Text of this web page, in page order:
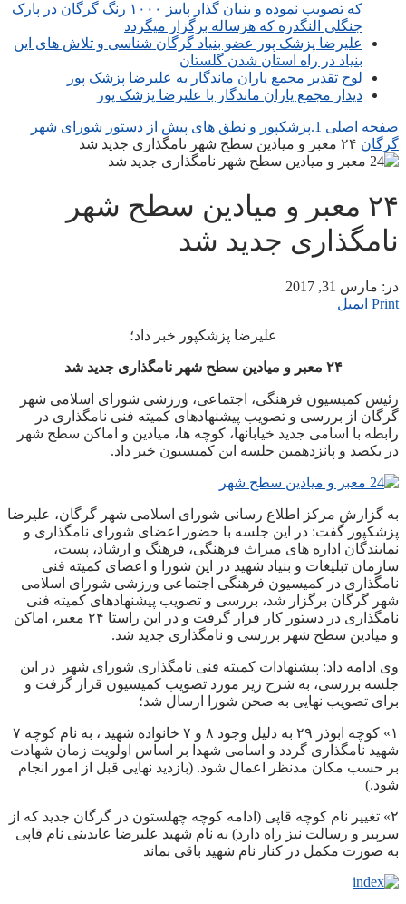
که تصویب نموده و بنیان گذار پاییز ۱۰۰۰ رنگ گرگان در پارک
جنگلی النگدره که هرساله برگزار میگردد
علیرضا پزشک پور عضو بنیاد گرگان شناسی و تلاش های این
بنیاد در راه استان شدن گلستان
لوح تقدیر مجمع یاران ماندگار به علیرضا پزشک پور
دیدار مجمع یاران ماندگار با علیرضا پزشک پور
صفحه اصلی
1.پزشکپور و نطق های پیش از دستور شورای شهر
گرگان ۲۴ معبر و میادین سطح شهر نامگذاری جدید شد
۲۴ معبر و میادین سطح شهر
نامگذاری جدید شد
در: مارس 31, 2017
Print ایمیل
علیرضا پزشکپور خبر داد؛
۲۴ معبر و میادین سطح شهر نامگذاری جدید شد
رئیس کمیسیون فرهنگی، اجتماعی، ورزشی شورای اسلامی شهر
گرگان از بررسی و تصویب پیشنهادهای کمیته فنی نامگذاری در
رابطه با اسامی جدید خیابانها، کوچه ها، میادین و اماکن سطح شهر
در یکصد و پانزدهمین جلسه این کمیسیون خبر داد.
به گزارش مرکز اطلاع رسانی شورای اسلامی شهر گرگان، علیرضا
پزشکپور گفت: در این جلسه با حضور اعضای شورای نامگذاری و
نمایندگان اداره های میراث فرهنگی، فرهنگ و ارشاد، پست،
سازمان تبلیغات و بنیاد شهید در این شورا و اعضای کمیته فنی
نامگذاری در کمیسیون فرهنگی اجتماعی ورزشی شورای اسلامی
شهر گرگان برگزار شد، بررسی و تصویب پیشنهادهای کمیته فنی
نامگذاری در دستور کار قرار گرفت و در این راستا ۲۴ معبر، اماکن
و میادین سطح شهر بررسی و نامگذاری جدید شد.
وی ادامه داد: پیشنهادات کمیته فنی نامگذاری شورای شهر در این
جلسه بررسی، به شرح زیر مورد تصویب کمیسیون قرار گرفت و
برای تصویب نهایی به صحن شورا ارسال شد؛
۱» کوچه ابوذر ۲۹ به دلیل وجود ۸ و ۷ خانواده شهید ، به نام کوچه ۷
شهید نامگذاری گردد و اسامی شهدا بر اساس اولویت زمان شهادت
بر حسب مکان مدنظر اعمال شود. (بازدید نهایی قبل از امور انجام
شود.)
۲» تغییر نام کوچه قاپی (ادامه کوچه چهلستون در گرگان جدید که از
سرپیر و رسالت نیز راه دارد) به نام شهید علیرضا عابدینی نام قاپی
به صورت مکمل در کنار نام شهید باقی بماند